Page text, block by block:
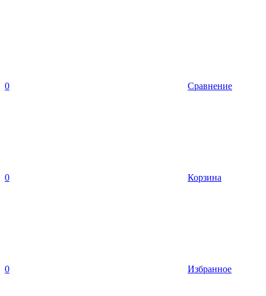
0 Сравнение
0 Корзина
0 Избранное